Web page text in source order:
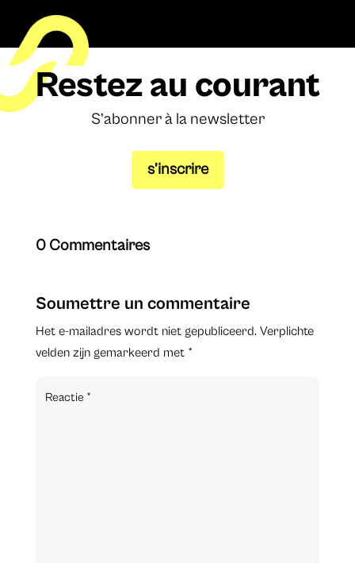
Restez au courant
S’abonner à la newsletter
s’inscrire
0 Commentaires
Soumettre un commentaire
Het e-mailadres wordt niet gepubliceerd. Verplichte
velden zijn gemarkeerd met *